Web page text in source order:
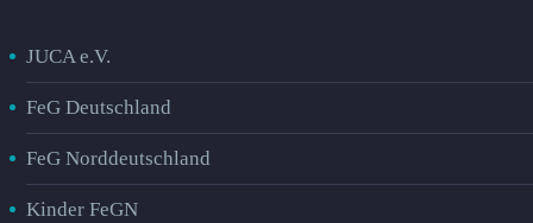
JUCA e.V.
FeG Deutschland
FeG Norddeutschland
Kinder FeGN